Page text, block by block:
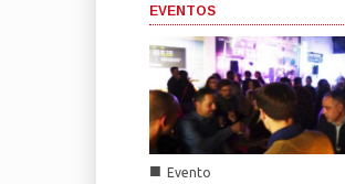
EVENTOS
■ Evento